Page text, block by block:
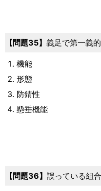
35 義足で第一義
機能
形態
防錆性
懸垂機能
36 誤っている組